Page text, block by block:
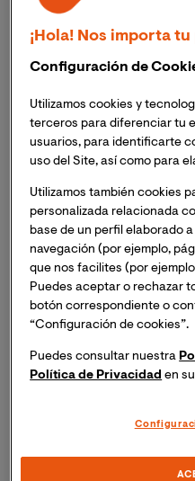
Comencemos por lo más
ageism o edadismo?
Remitiéndonos a los
“viejismo” o “edadismo”,
gerontólogo
definió este término
hecho de ser viejas, de la
el sexismo se originan
género”. Los
sobre un determinado
la base del prejuicio y la
grupo. De ahí la
conocerlos, cuestión que
personas mayores, al
la discriminación en
¿Qué impacto tiene el
De acuerdo con la
¡Hola! Nos importa
Configuración de
Utilizamos cookies y
terceros para diferenciar tu
usuarios, para identificarte
uso del Site, así como para
Utilizamos también cookies
personalizada relacionada
base de un perfil elaborado
navegación (por ejemplo,
que nos facilites (por
Puedes aceptar o rechazar
botón correspondiente o
“Configuración de cookies”.
Puedes consultar nuestra
Política de Privacidad en